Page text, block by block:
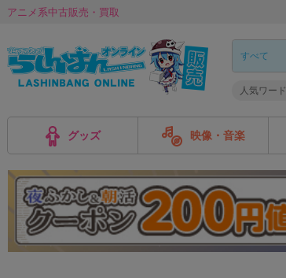
アニメ系中古販売・買取
人気ワード
グッズ 映像・音楽